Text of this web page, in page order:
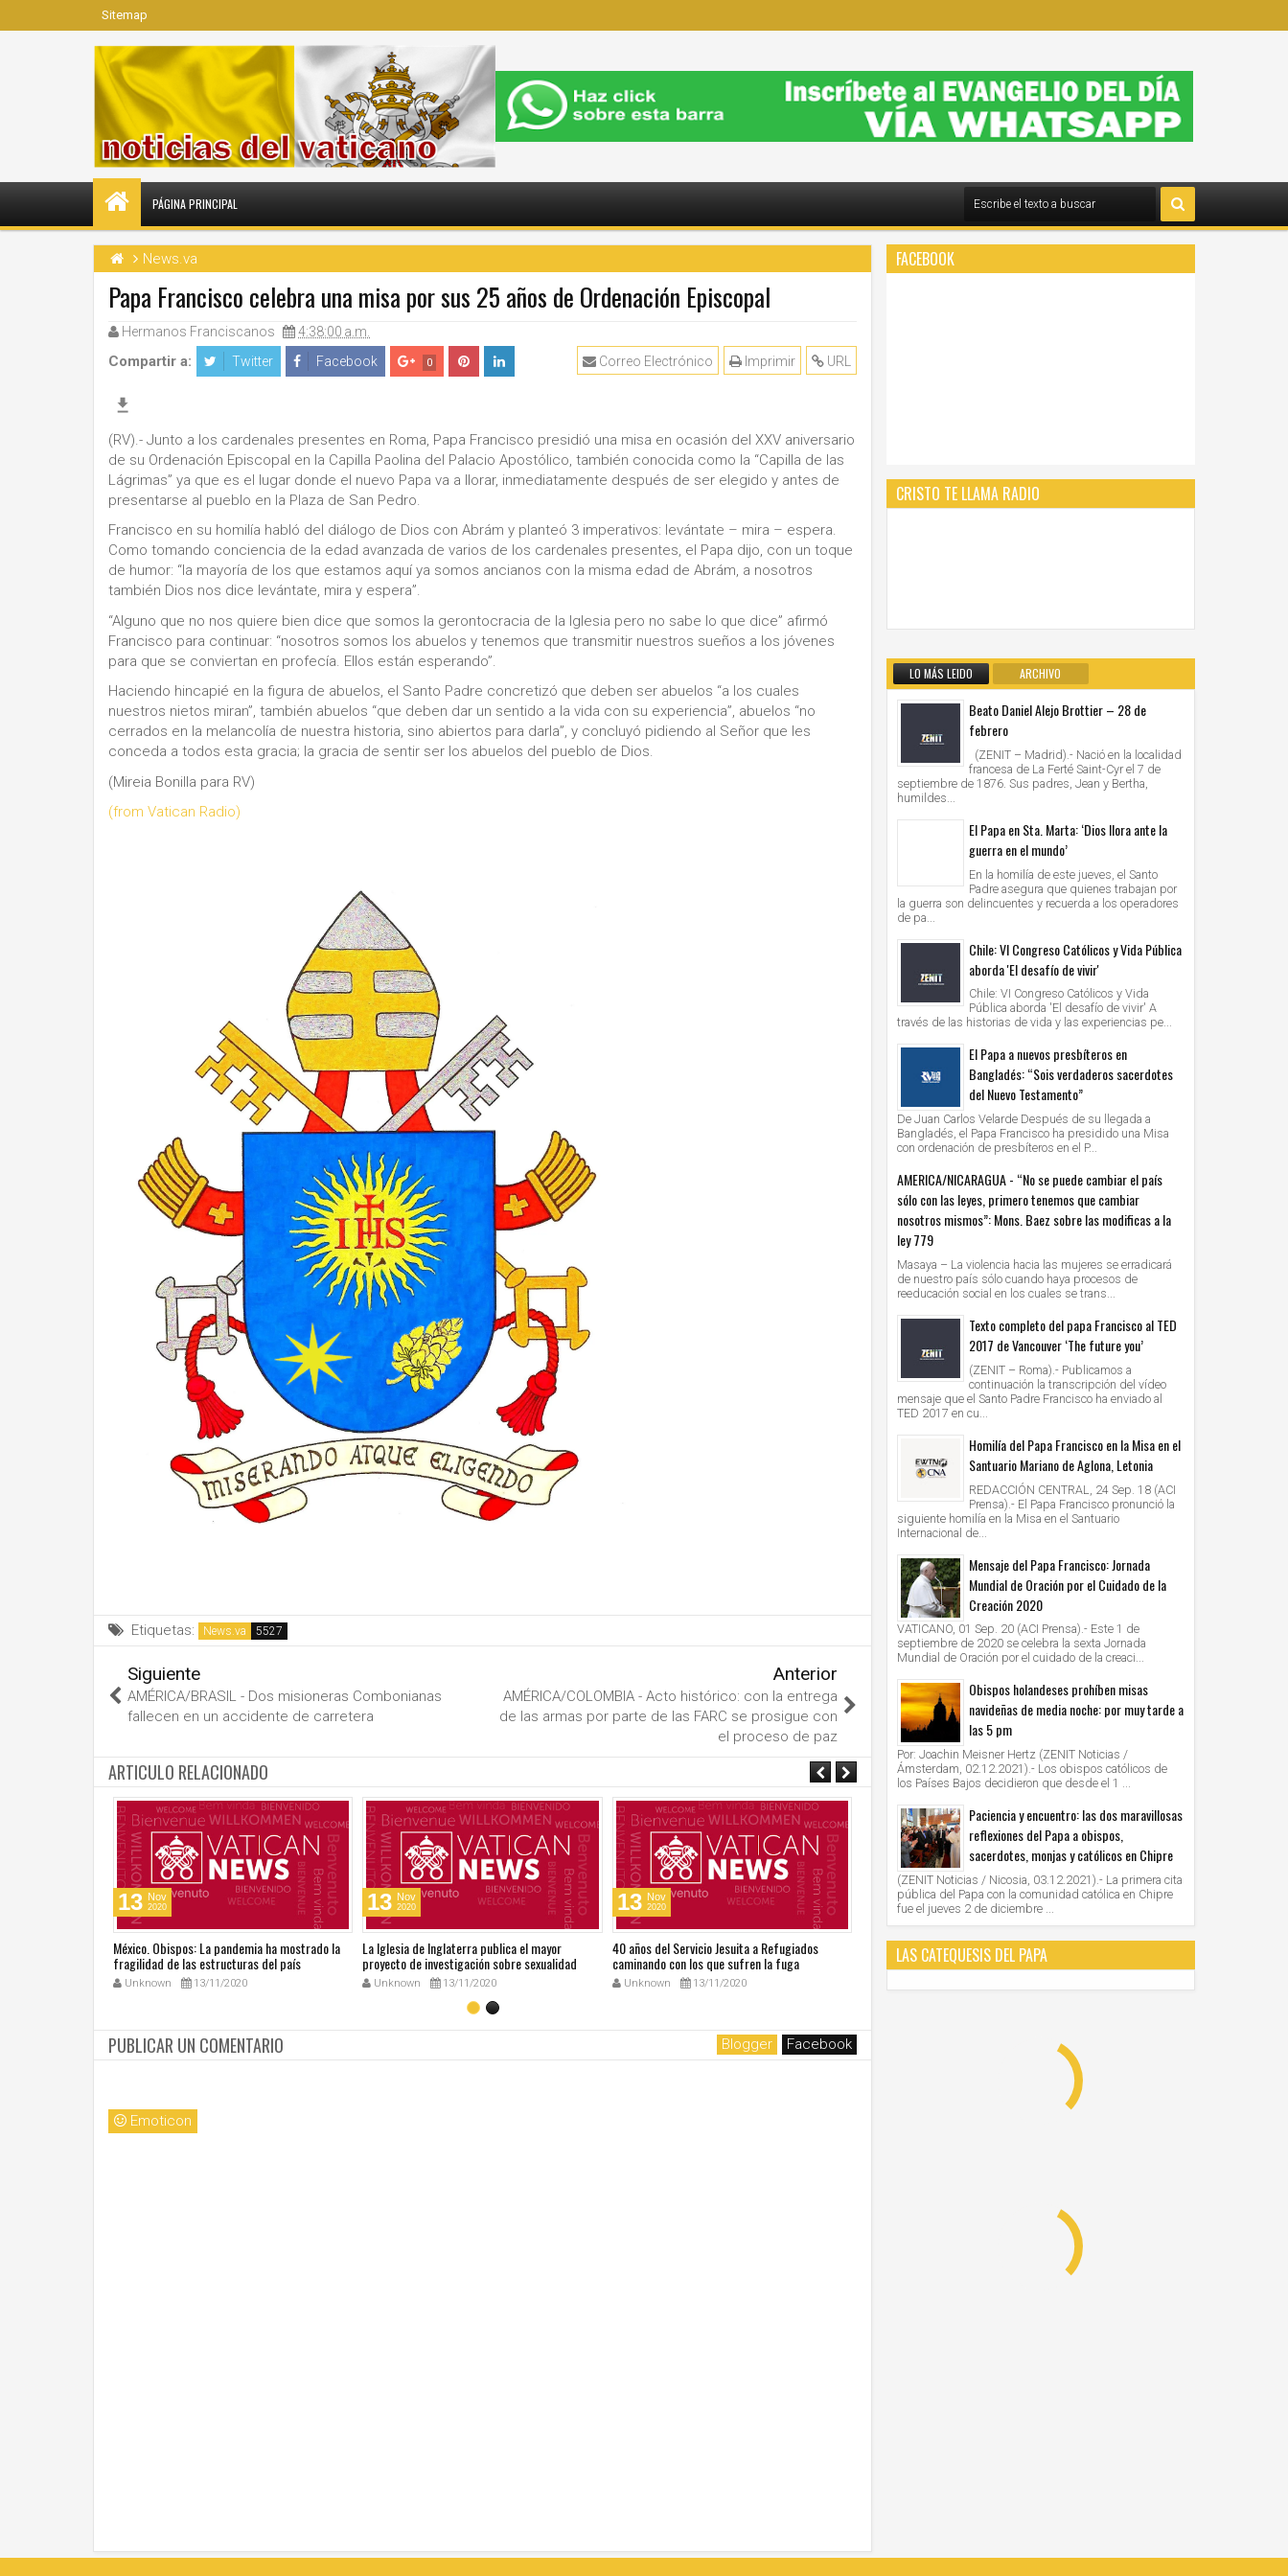
Sitemap
PÁGINA PRINCIPAL
News.va
Papa Francisco celebra una misa por sus 25 años de Ordenación Episcopal
Hermanos Franciscanos 4:38:00 a.m.
Compartir a: Twitter Facebook 0 URL
Imprimir
Correo Electrónico
(RV).- Junto a los cardenales presentes en Roma, Papa Francisco presidió una misa en ocasión del XXV aniversario
de su Ordenación Episcopal en la Capilla Paolina del Palacio Apostólico, también conocida como la “Capilla de las
Lágrimas” ya que es el lugar donde el nuevo Papa va a llorar, inmediatamente después de ser elegido y antes de
presentarse al pueblo en la Plaza de San Pedro.
Francisco en su homilía habló del diálogo de Dios con Abrám y planteó 3 imperativos: levántate – mira – espera.
Como tomando conciencia de la edad avanzada de varios de los cardenales presentes, el Papa dijo, con un toque
de humor: “la mayoría de los que estamos aquí ya somos ancianos con la misma edad de Abrám, a nosotros
también Dios nos dice levántate, mira y espera”.
“Alguno que no nos quiere bien dice que somos la gerontocracia de la Iglesia pero no sabe lo que dice” afirmó
Francisco para continuar: “nosotros somos los abuelos y tenemos que transmitir nuestros sueños a los jóvenes
para que se conviertan en profecía. Ellos están esperando”.
Haciendo hincapié en la figura de abuelos, el Santo Padre concretizó que deben ser abuelos “a los cuales
nuestros nietos miran”, también abuelos “que deben dar un sentido a la vida con su experiencia”, abuelos “no
cerrados en la melancolía de nuestra historia, sino abiertos para darla”, y concluyó pidiendo al Señor que les
conceda a todos esta gracia; la gracia de sentir ser los abuelos del pueblo de Dios.
(Mireia Bonilla para RV)
(from Vatican Radio)
Etiquetas: News.va
Siguiente
AMÉRICA/BRASIL - Dos misioneras Combonianas
fallecen en un accidente de carretera
Anterior
AMÉRICA/COLOMBIA - Acto histórico: con la entrega
de las armas por parte de las FARC se prosigue con
el proceso de paz
ARTICULO RELACIONADO
13 Nov
2020
México. Obispos: La pandemia ha mostrado la
fragilidad de las estructuras del país
Unknown 13/11/2020
13 Nov
2020
La Iglesia de Inglaterra publica el mayor
proyecto de investigación sobre sexualidad
Unknown 13/11/2020
13 Nov
2020
40 años del Servicio Jesuita a Refugiados
caminando con los que sufren la fuga
Unknown 13/11/2020
Nov
2020
Venezuela: aumentan las vocaciones
sacerdotales en tiempos difíciles
13 Nov
PUBLICAR UN COMENTARIO Blogger Facebook
Emoticon
FACEBOOK
CRISTO TE LLAMA RADIO
LO MÁS LEIDO ARCHIVO
Beato Daniel Alejo Brottier – 28 de
febrero
(ZENIT – Madrid).- Nació en la localidad
francesa de La Ferté Saint-Cyr el 7 de
septiembre de 1876. Sus padres, Jean y Bertha,
humildes...
El Papa en Sta. Marta: ‘Dios llora ante la
guerra en el mundo’
En la homilía de este jueves, el Santo
Padre asegura que quienes trabajan por
la guerra son delincuentes y recuerda a los operadores
de pa...
Chile: VI Congreso Católicos y Vida Pública
aborda 'El desafío de vivir'
Chile: VI Congreso Católicos y Vida
Pública aborda 'El desafío de vivir' A
través de las historias de vida y las experiencias pe...
El Papa a nuevos presbíteros en
Bangladés: “Sois verdaderos sacerdotes
del Nuevo Testamento”
De Juan Carlos Velarde Después de su llegada a
Bangladés, el Papa Francisco ha presidido una Misa
con ordenación de presbíteros en el P...
AMERICA/NICARAGUA - “No se puede cambiar el país
sólo con las leyes, primero tenemos que cambiar
nosotros mismos”: Mons. Baez sobre las modificas a la
ley 779
Masaya – La violencia hacia las mujeres se erradicará
de nuestro país sólo cuando haya procesos de
reeducación social en los cuales se trans...
Texto completo del papa Francisco al TED
2017 de Vancouver ‘The future you’
(ZENIT – Roma).- Publicamos a
continuación la transcripción del vídeo
mensaje que el Santo Padre Francisco ha enviado al
TED 2017 en cu...
Homilía del Papa Francisco en la Misa en el
Santuario Mariano de Aglona, Letonia
REDACCIÓN CENTRAL, 24 Sep. 18 (ACI
Prensa).- El Papa Francisco pronunció la
siguiente homilía en la Misa en el Santuario
Internacional de...
Mensaje del Papa Francisco: Jornada
Mundial de Oración por el Cuidado de la
Creación 2020
VATICANO, 01 Sep. 20 (ACI Prensa).- Este 1 de
septiembre de 2020 se celebra la sexta Jornada
Mundial de Oración por el cuidado de la creaci...
Obispos holandeses prohíben misas
navideñas de media noche: por muy tarde a
las 5 pm
Por: Joachin Meisner Hertz (ZENIT Noticias /
Ámsterdam, 02.12.2021).- Los obispos católicos de
los Países Bajos decidieron que desde el 1 ...
Paciencia y encuentro: las dos maravillosas
reflexiones del Papa a obispos,
sacerdotes, monjas y católicos en Chipre
(ZENIT Noticias / Nicosia, 03.12.2021).- La primera cita
pública del Papa con la comunidad católica en Chipre
fue el jueves 2 de diciembre ...
LAS CATEQUESIS DEL PAPA